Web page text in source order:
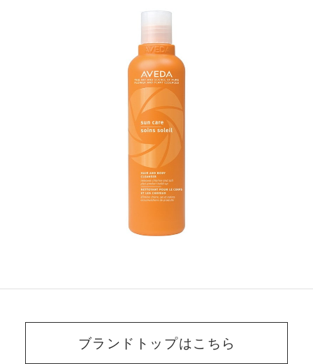
ブランドトップはこちら